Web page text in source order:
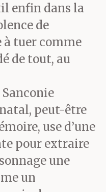
enfin dans la
de
à tuer comme
de tout, au
peut-être
use d’une
pour extraire
une
un